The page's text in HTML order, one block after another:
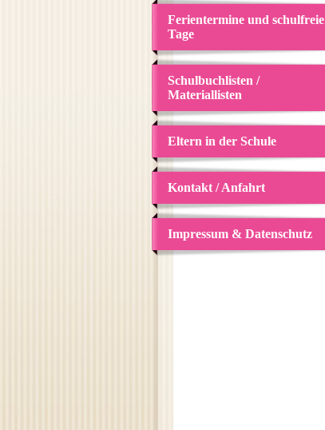
Ferientermine und schulfreie
Tage
Schulbuchlisten /
Materiallisten
Eltern in der Schule
Kontakt / Anfahrt
Impressum & Datenschutz